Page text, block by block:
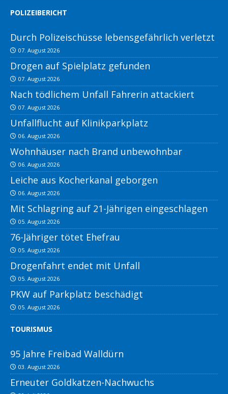
POLIZEIBERICHT
Durch Polizeischüsse lebensgefährlich verletzt
07. August 2026
Drogen auf Spielplatz gefunden
07. August 2026
Nach tödlichem Unfall Fahrerin attackiert
07. August 2026
Unfallflucht auf Klinikparkplatz
06. August 2026
Wohnhäuser nach Brand unbewohnbar
06. August 2026
Leiche aus Kocherkanal geborgen
06. August 2026
Mit Schlagring auf 21-Jährigen eingeschlagen
05. August 2026
76-Jähriger tötet Ehefrau
05. August 2026
Drogenfahrt endet mit Unfall
05. August 2026
PKW auf Parkplatz beschädigt
05. August 2026
TOURISMUS
95 Jahre Freibad Walldürn
03. August 2026
Erneuter Goldkatzen-Nachwuchs